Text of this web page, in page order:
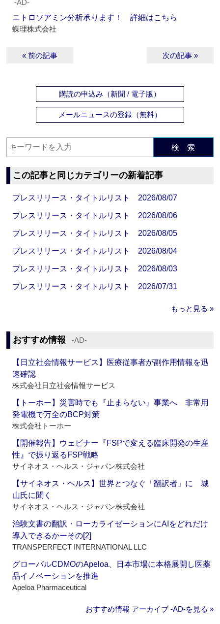
‐AD‐
ニトロソアミン分析承ります！ 詳細はこちら
蝶理株式会社
« 前の記事 次の記事 »
購読の申込み（新聞 / 電子版）
メールニュースの登録（無料）
検 索
この記事と同じカテゴリーの新着記事
プレスリリース・タイトルリスト 2026/08/07
プレスリリース・タイトルリスト 2026/08/06
プレスリリース・タイトルリスト 2026/08/05
プレスリリース・タイトルリスト 2026/08/04
プレスリリース・タイトルリスト 2026/08/03
プレスリリース・タイトルリスト 2026/07/31
もっと見る »
おすすめ情報 ‐AD‐
【日立社会情報サービス】医療従事者が副作用情報を迅
速確認
株式会社日立社会情報サービス
【トーホー】災害時でも『止まらない』事業へ 非常用
発電機で万全のBCP対策
株式会社トーホー
【開催報告】ウェビナー『FSPで変える臨床開発の生産
性』で振り返るFSP戦略
サイネオス・ヘルス・ジャパン株式会社
【サイネオス・ヘルス】世界とつなぐ「翻訳者」に 城
山氏に聞く
サイネオス・ヘルス・ジャパン株式会社
治験文書の翻訳・ローカライゼーションにAIをどれだけ
導入できるかーその[2]
TRANSPERFECT INTERNATIONAL LLC
グローバルCDMOのApeloa、日本市場に本格展開し医薬
品イノベーションを推進
Apeloa Pharmaceutical
おすすめ情報 アーカイブ ‐AD‐を見る »